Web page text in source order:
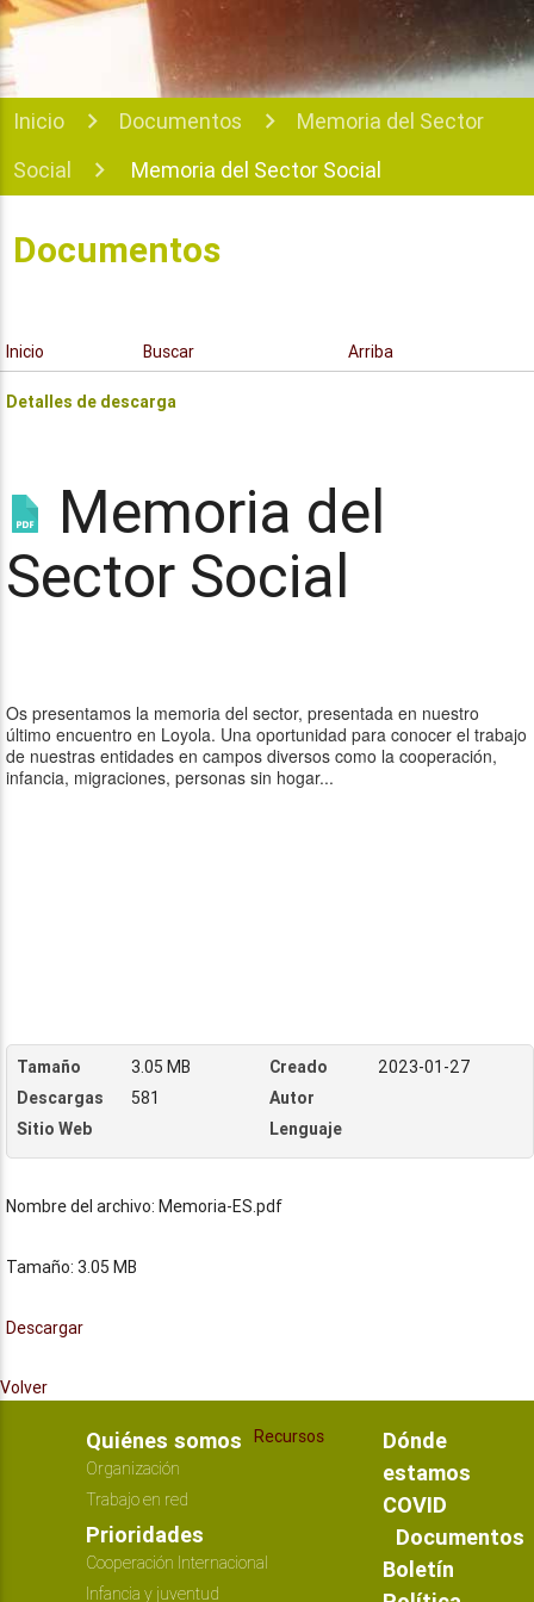
Inicio Documentos
Memoria del Sector
Social
Memoria del Sector Social
Documentos
Inicio Buscar Arriba
Detalles de descarga
Memoria del
Sector Social
Os presentamos la memoria del sector, presentada en nuestro
último encuentro en Loyola. Una oportunidad para conocer el trabajo
de nuestras entidades en campos diversos como la cooperación,
infancia, migraciones, personas sin hogar...
Tamaño 3.05 MB Creado
2023-01-27
Descargas
581
Autor
Sitio Web
Lenguaje
Nombre del archivo: Memoria-ES.pdf
Tamaño: 3.05 MB
Descargar
Volver
Quiénes somos
Organización
Trabajo en red
Recursos
Prioridades
Cooperación Internacional
Infancia y juventud
Dónde
estamos
COVID
Documentos
Boletín